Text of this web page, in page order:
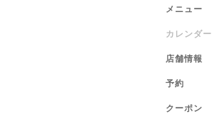
メニュー
カレンダー
店舗情報
予約
クーポン